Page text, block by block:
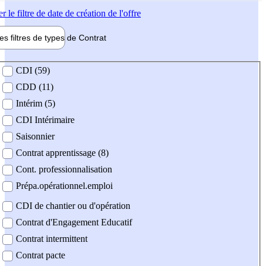
le filtre de date de création de l'offre
filtres de types de Contrat
contrat
CDI (59)
CDD (11)
Intérim (5)
CDI Intérimaire
Saisonnier
Contrat apprentissage (8)
Cont. professionnalisation
Prépa.opérationnel.emploi
CDI de chantier ou d'opération
Contrat d'Engagement Educatif
Contrat intermittent
Contrat pacte